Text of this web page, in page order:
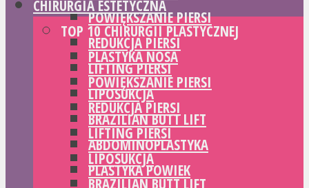
POWIĘKSZANIE PIERSI
REDUKCJA PIERSI
LIFTING PIERSI
LIPOSUKCJA
BRAZILIAN BUTT LIFT
ABDOMINOPLASTYKA
PLASTYKA POWIEK
CHIRURGIA ESTETYCZNA
TOP 10 CHIRURGII PLASTYCZNEJ
PLASTYKA NOSA
POWIĘKSZANIE PIERSI
REDUKCJA PIERSI
LIFTING PIERSI
LIPOSUKCJA
BRAZILIAN BUTT LIFT